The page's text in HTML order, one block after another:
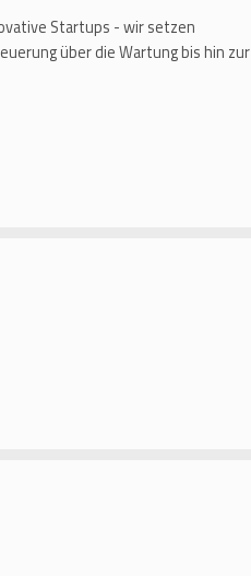
Startups - wir setzen
über die Wartung bis hin zur